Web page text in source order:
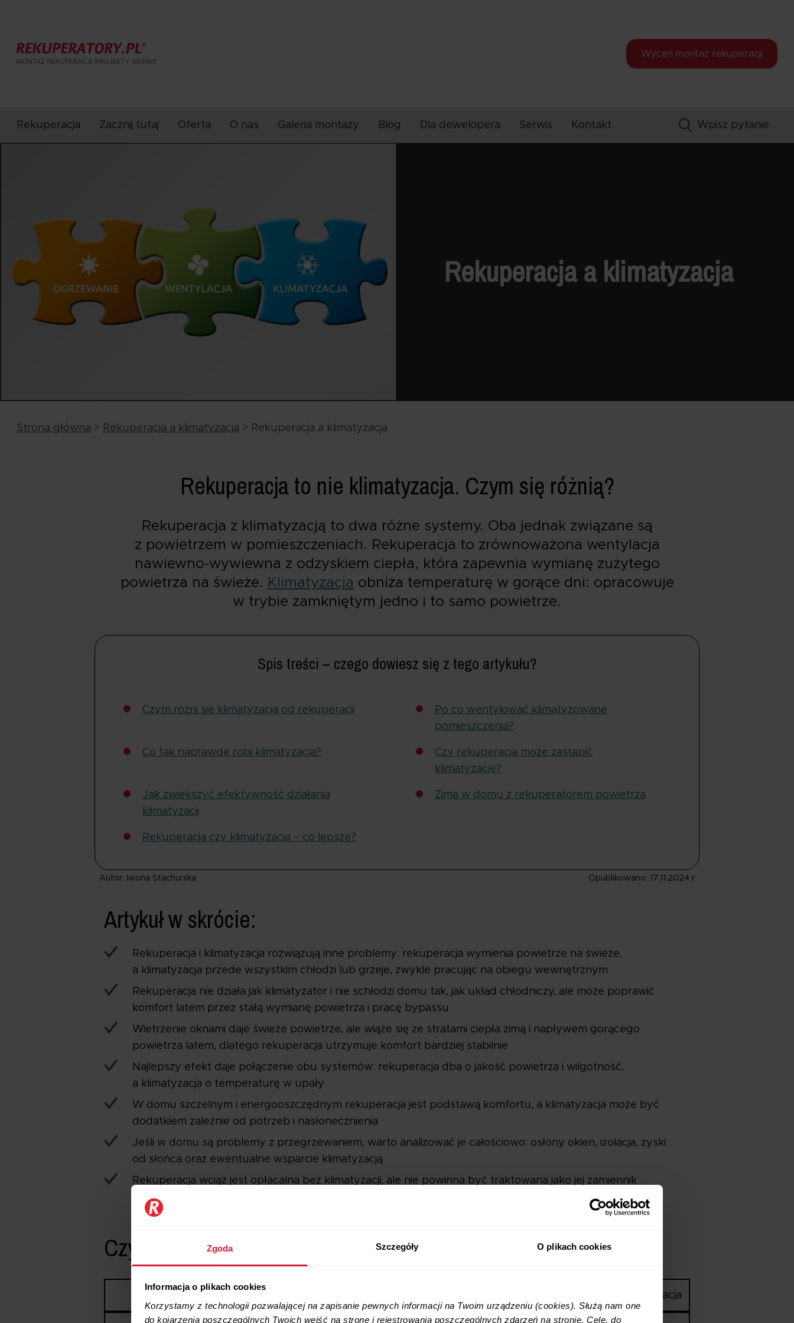
Zgoda Szczegóły O plikach cookies
Informacja o plikach cookies
Korzystamy z technologii pozwalającej na zapisanie pewnych informacji na Twoim urządzeniu (cookies). Służą nam one
do kojarzenia poszczególnych Twoich wejść na stronę i rejestrowania poszczególnych zdarzeń na stronie. Cele, do
Wyceń montaż rekuperacji
Rekuperacja Zacznij tutaj Oferta O nas Galeria montaży Blog Dla dewelopera Serwis Kontakt
Rekuperacja a klimatyzacja
Strona główna > Rekuperacja a klimatyzacja > Rekuperacja a klimatyzacja
Rekuperacja to nie klimatyzacja. Czym się różnią?
Rekuperacja z klimatyzacją to dwa różne systemy. Oba jednak związane są
z powietrzem w pomieszczeniach. Rekuperacja to zrównoważona wentylacja
nawiewno-wywiewna z odzyskiem ciepła, która zapewnia wymianę zużytego
powietrza na świeże. Klimatyzacja obniża temperaturę w gorące dni: opracowuje
w trybie zamkniętym jedno i to samo powietrze.
Spis treści – czego dowiesz się z tego artykułu?
Czym różni się klimatyzacja od rekuperacji
Po co wentylować klimatyzowane
pomieszczenia?
Co tak naprawdę robi klimatyzacja?
Czy rekuperacja może zastąpić
klimatyzację?
Jak zwiększyć efektywność działania
klimatyzacji
Zima w domu z rekuperatorem powietrza
Rekuperacja czy klimatyzacja – co lepsze?
Autor: Iwona Stachurska Opublikowano: 17.11.2024 r
Artykuł w skrócie:
Rekuperacja i klimatyzacja rozwiązują inne problemy: rekuperacja wymienia powietrze na świeże,
a klimatyzacja przede wszystkim chłodzi lub grzeje, zwykle pracując na obiegu wewnętrznym
Rekuperacja nie działa jak klimatyzator i nie schłodzi domu tak, jak układ chłodniczy, ale może poprawić
komfort latem przez stałą wymianę powietrza i pracę bypassu
Wietrzenie oknami daje świeże powietrze, ale wiąże się ze stratami ciepła zimą i napływem gorącego
powietrza latem, dlatego rekuperacja utrzymuje komfort bardziej stabilnie
Najlepszy efekt daje połączenie obu systemów: rekuperacja dba o jakość powietrza i wilgotność,
a klimatyzacja o temperaturę w upały
W domu szczelnym i energooszczędnym rekuperacja jest podstawą komfortu, a klimatyzacja może być
dodatkiem zależnie od potrzeb i nasłonecznienia
Jeśli w domu są problemy z przegrzewaniem, warto analizować je całościowo: osłony okien, izolacja, zyski
od słońca oraz ewentualne wsparcie klimatyzacją
Rekuperacja wciąż jest opłacalna bez klimatyzacji, ale nie powinna być traktowana jako jej zamiennik
Czym różni się klimatyzacja od rekuperacji
Klimatyzacja